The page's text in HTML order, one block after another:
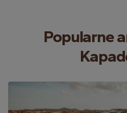
Popularne